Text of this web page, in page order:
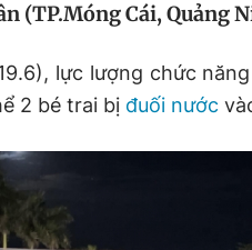
(TP.Móng Cái, Quảng
lực lượng chức
2 bé trai bị đuối nước